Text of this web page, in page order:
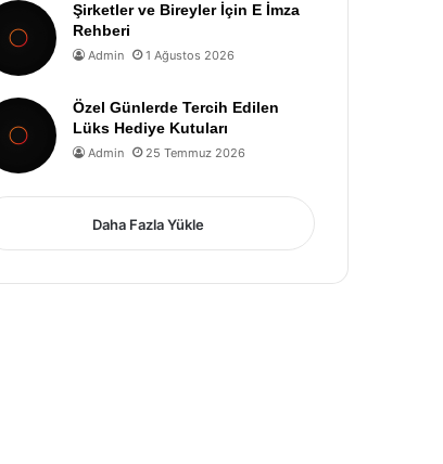
Şirketler ve Bireyler İçin E İmza
Rehberi
Admin 1 Ağustos 2026
Özel Günlerde Tercih Edilen
Lüks Hediye Kutuları
Admin 25 Temmuz 2026
Daha Fazla Yükle